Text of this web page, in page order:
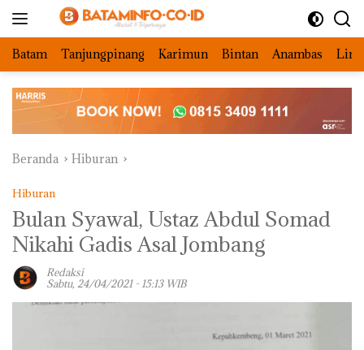
Batam Tanjungpinang Karimun Bintan Anambas
Beranda Hiburan
Hiburan
Bulan Syawal, Ustaz Abdul Somad
Nikahi Gadis Asal Jombang
Redaksi
Sabtu, 24/04/2021 - 15:13 WIB